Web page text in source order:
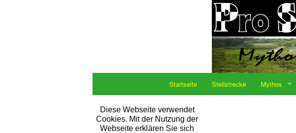
Startseite Steilstrecke Mythos
Diese Webseite verwendet
Cookies. Mit der Nutzung der
Webseite erklären Sie sich